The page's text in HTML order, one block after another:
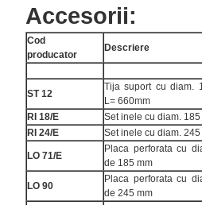
Accesorii:
Cod
producator
Descriere
ST 12
Tija suport cu diam.
L= 660mm
RI 18/E
Set inele cu diam. 185
RI 24/E
Set inele cu diam. 245
LO 71/E
Placa perforata cu
de 185 mm
LO 90
Placa perforata cu
de 245 mm